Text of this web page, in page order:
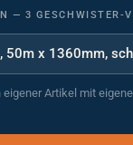
eigener Artikel mit